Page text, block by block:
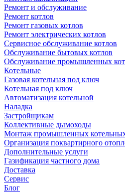
Ремонт и обслуживание
Ремонт котлов
Ремонт газовых котлов
Ремонт электрических котлов
Сервисное обслуживание котлов
Обслуживание бытовых котлов
Обслуживание промышленных
Котельные
Газовая котельная под ключ
Котельная под ключ
Автоматизация котельной
Наладка
Застройщикам
Коллективные дымоходы
Монтаж промышленных
Организация поквартирного
Дополнительные услуги
Газификация частного дома
Доставка
Сервис
Блог